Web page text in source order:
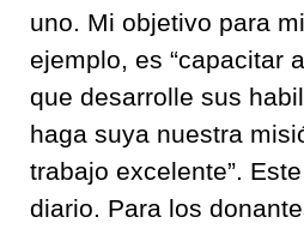
uno. Mi objetivo para
ejemplo, es “capacitar
que desarrolle sus
haga suya nuestra
trabajo excelente”.
diario. Para los